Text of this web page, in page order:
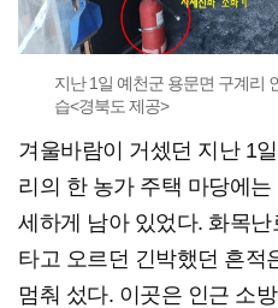
지난 1일 예천군 용문면 구계리
습<경북도 제공>
겨울바람이 거셌던 지난 1
리의 한 농가 주택 마당에
세하게 남아 있었다. 화목
타고 오르던 긴박했던 흔적
멈춰 섰다. 이곳은 인근 소